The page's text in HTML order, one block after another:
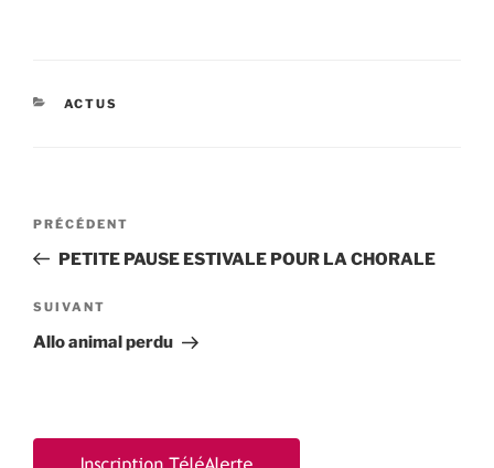
CATÉGORIES
ACTUS
Navigation
l’article
Article
précédent
PRÉCÉDENT
PETITE PAUSE ESTIVALE POUR LA CHORALE
Article
suivant
SUIVANT
Allo animal perdu